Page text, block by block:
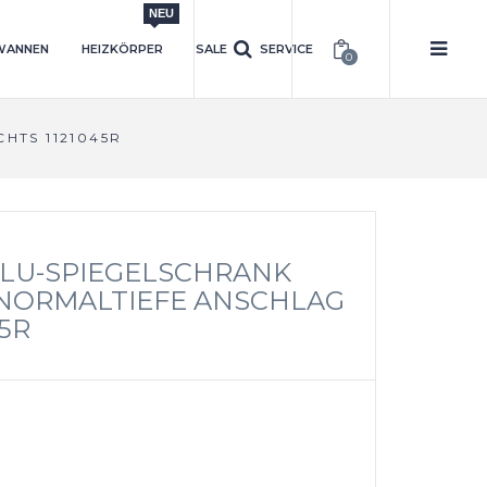
HEIZKÖRPER
NEU
SALE SERVICE
0
1121045R
SPIEGELSCHRANK
ANSCHLAG